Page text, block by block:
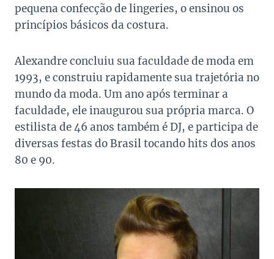
pequena confecção de lingeries, o ensinou os
princípios básicos da costura.
Alexandre concluiu sua faculdade de moda em
1993, e construiu rapidamente sua trajetória no
mundo da moda. Um ano após terminar a
faculdade, ele inaugurou sua própria marca. O
estilista de 46 anos também é DJ, e participa de
diversas festas do Brasil tocando hits dos anos
80 e 90.